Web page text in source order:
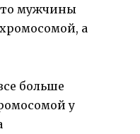
мужчины
а
больше
у